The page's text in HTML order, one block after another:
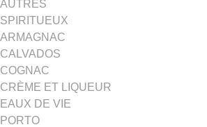
AUTRES
SPIRITUEUX
ARMAGNAC
CALVADOS
COGNAC
CRÈME ET LIQUEUR
EAUX DE VIE
PORTO